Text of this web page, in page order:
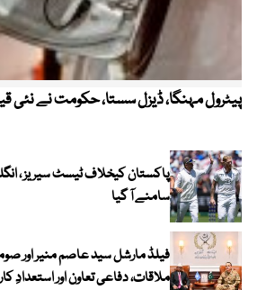
پیٹرول مہنگا، ڈیزل سستا، حکومت نے نئی
سامنے آ گیا
فیلڈ مارشل سید عاصم منیر اور
ملاقات، دفاعی تعاون اور استعدادِ